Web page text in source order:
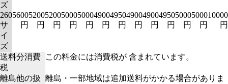
ズ
260
サ
イ
ズ
5600
円
5200
円
5200
円
5000
円
5000
円
4900
円
4950
円
4900
円
4900
円
4950
円
5000
円
5000
円
10000
円
送料分消費
税
この料金には消費税が 含まれています。
離島他の扱
離島・一部地域は追加送料がかかる場合がありま